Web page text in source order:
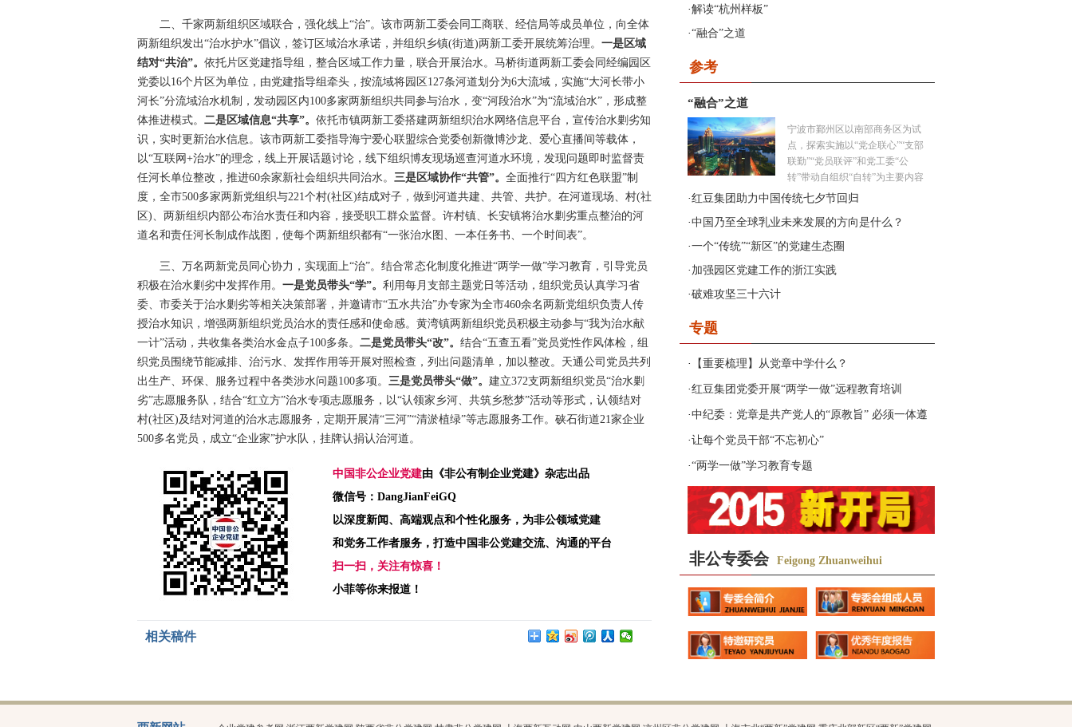
二、千家两新组织区域联合，强化线上“治”。该市两新工委会同工商联、经信局等成员单位，向全体
两新组织发出“治水护水”倡议，签订区域治水承诺，并组织乡镇(街道)两新工委开展统筹治理。 一是区域
结对“共治”。 依托片区党建指导组，整合区域工作力量，联合开展治水。马桥街道两新工委会同经编园区
党委以16个片区为单位，由党建指导组牵头，按流域将园区127条河道划分为6大流域，实施“大河长带小
河长”分流域治水机制，发动园区内100多家两新组织共同参与治水，变“河段治水”为“流域治水”，形成整
体推进模式。 二是区域信息“共享”。 依托市镇两新工委搭建两新组织治水网络信息平台，宣传治水剿劣知
识，实时更新治水信息。该市两新工委指导海宁爱心联盟综合党委创新微博沙龙、爱心直播间等载体，
以“互联网+治水”的理念，线上开展话题讨论，线下组织博友现场巡查河道水环境，发现问题即时监督责
任河长单位整改，推进60余家新社会组织共同治水。 三是区域协作“共管”。 全面推行“四方红色联盟”制
度，全市500多家两新党组织与221个村(社区)结成对子，做到河道共建、共管、共护。在河道现场、村(社
区)、两新组织内部公布治水责任和内容，接受职工群众监督。许村镇、长安镇将治水剿劣重点整治的河
道名和责任河长制成作战图，使每个两新组织都有“一张治水图、一本任务书、一个时间表”。
三、万名两新党员同心协力，实现面上“治”。结合常态化制度化推进“两学一做”学习教育，引导党员
积极在治水剿劣中发挥作用。 一是党员带头“学”。 利用每月支部主题党日等活动，组织党员认真学习省
委、市委关于治水剿劣等相关决策部署，并邀请市“五水共治”办专家为全市460余名两新党组织负责人传
授治水知识，增强两新组织党员治水的责任感和使命感。黄湾镇两新组织党员积极主动参与“我为治水献
一计”活动，共收集各类治水金点子100多条。 二是党员带头“改”。 结合“五查五看”党员党性作风体检，组
织党员围绕节能减排、治污水、发挥作用等开展对照检查，列出问题清单，加以整改。天通公司党员共列
出生产、环保、服务过程中各类涉水问题100多项。 三是党员带头“做”。 建立372支两新组织党员“治水剿
劣”志愿服务队，结合“红立方”治水专项志愿服务，以“认领家乡河、共筑乡愁梦”活动等形式，认领结对
村(社区)及结对河道的治水志愿服务，定期开展清“三河”“清淤植绿”等志愿服务工作。硖石街道21家企业
500多名党员，成立“企业家”护水队，挂牌认捐认治河道。
中国非公企业党建由《非公有制企业党建》杂志出品
微信号：DangJianFeiGQ
以深度新闻、高端观点和个性化服务，为非公领域党建
和党务工作者服务，打造中国非公党建交流、沟通的平台
扫一扫，关注有惊喜！
小菲等你来报道！
相关稿件
2017年第1期《非公有制企业
党建》
·解读“杭州样板”
·“融合”之道
参考
“融合”之道
宁波市鄞州区以南部商务区为试
点，探索实施以“党企联心”“支部
联勤”“党员联评”和党工委“公
转”带动自组织“自转”为主要内容
的“三联两转”工作机制，以富有
助推园区发展。...
·红豆集团助力中国传统七夕节回归
·中国乃至全球乳业未来发展的方向是什么？
·一个“传统”“新区”的党建生态圈
· 加强园区党建工作的浙江实践
·破难攻坚三十六计
专题
· 【重要梳理】从党章中学什么？
·红豆集团党委开展“两学一做”远程教育培训
·中纪委：党章是共产党人的“原教旨” 必须一体遵
循
·让每个党员干部“不忘初心”
·“两学一做”学习教育专题
非公专委会 Feigong Zhuanweihui